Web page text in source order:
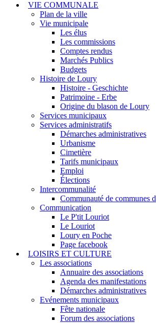
VIE COMMUNALE
Plan de la ville
Vie municipale
Les élus
Les commissions
Comptes rendus
Marchés Publics
Budgets
Histoire de Loury
Histoire - Geschichte
Patrimoine - Erbe
Origine du blason de Loury
Services municipaux
Services administratifs
Démarches administratives
Urbanisme
Cimetière
Tarifs municipaux
Emploi
Élections
Intercommunalité
Communauté de communes
Communication
Le P'tit Louriot
Le Louriot
Loury en Poche
Page facebook
LOISIRS ET CULTURE
Les associations
Annuaire des associations
Agenda des manifestations
Démarches administratives
Evénements municipaux
Fête nationale
Forum des associations